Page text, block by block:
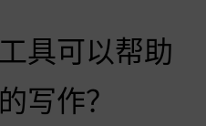
具可以帮助
写作？